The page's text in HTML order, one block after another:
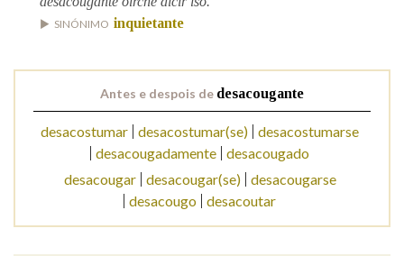
Contén
BUSCAR NO CONTIDO
SINÓNIMO inquietante
Antes e despois de desacougante
desacostumar desacostumar(se) desacostumarse
desacougadamente desacougado
desacougar
desacougar(se)
desacougarse
desacougo desacoutar